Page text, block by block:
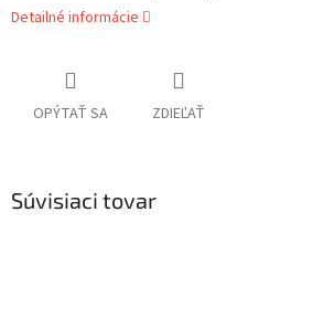
Detailné informácie
OPÝTAŤ SA ZDIEĽAŤ
Súvisiaci tovar